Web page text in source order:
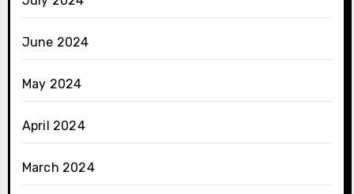
June 2024
May 2024
April 2024
March 2024